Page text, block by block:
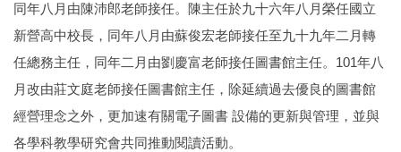
同年八月由陳沛郎老師接任。陳主任於九十六年八月榮任國立
新營高中校長，同年八月由蘇俊宏老師接任至九十九年二月轉
任總務主任，同年二月由劉慶富老師接任圖書館主任。101年八
月改由莊文庭老師接任圖書館主任，除延續過去優良的圖書館
經營理念之外，更加速有關電子圖書 設備的更新與管理，並與
各學科教學研究會共同推動閱讀活動。